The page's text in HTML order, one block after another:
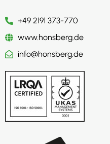
+49 2191 373-770
www.honsberg.de
info@honsberg.de